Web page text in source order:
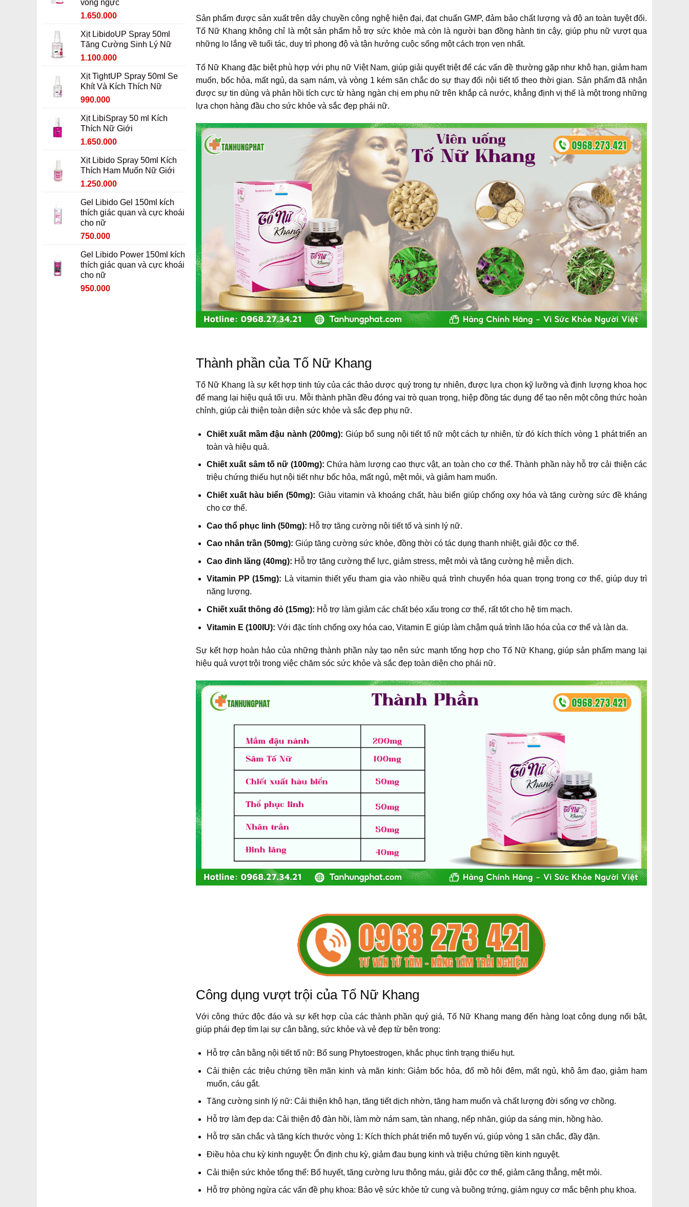
1.250.000 ₫.
vòng ngực
Giá
là:
1.850.000 ₫.
1.650.000
tại
là:
Xịt LibidoUP Spray 50ml
Tăng Cường Sinh Lý Nữ
Giá
là:
1.300.000 ₫.
1.100.000
tại
là:
Xịt TightUP Spray 50ml Se
Khít Và Kích Thích Nữ
Giá
là:
1.190.000 ₫.
990.000
tại
là:
990.000 ₫.
Xịt LibiSpray 50 ml Kích
Thích Nữ Giới
Giá
là:
1.850.000 ₫.
1.650.000
tại
là:
Xịt Libido Spray 50ml Kích
Thích Ham Muốn Nữ Giới
Giá
là:
1.450.000 ₫.
1.250.000
tại
là:
Gel Libido Gel 150ml kích
thích giác quan và cực khoái
cho nữ
Giá
là:
950.000 ₫.
750.000
tại
là:
Gel Libido Power 150ml kích
thích giác quan và cực khoái
cho nữ
Giá
950.000
Sản phẩm được sản xuất trên dây chuyền công nghệ hiện đại, đạt chuẩn GMP, đảm bảo chất lượng và độ an toàn tuyệt đối.
Tố Nữ Khang không chỉ là một sản phẩm hỗ trợ sức khỏe mà còn là người bạn đồng hành tin cậy, giúp phụ nữ vượt qua
những lo lắng về tuổi tác, duy trì phong độ và tận hưởng cuộc sống một cách trọn vẹn nhất.
Tố Nữ Khang đặc biệt phù hợp với phụ nữ Việt Nam, giúp giải quyết triệt để các vấn đề thường gặp như khô hạn, giảm ham
muốn, bốc hỏa, mất ngủ, da sạm nám, và vòng 1 kém săn chắc do sự thay đổi nội tiết tố theo thời gian. Sản phẩm đã nhận
được sự tin dùng và phản hồi tích cực từ hàng ngàn chị em phụ nữ trên khắp cả nước, khẳng định vị thế là một trong những
lựa chọn hàng đầu cho sức khỏe và sắc đẹp phái nữ.
Thành phần của Tố Nữ Khang
Tố Nữ Khang là sự kết hợp tinh túy của các thảo dược quý trong tự nhiên, được lựa chọn kỹ lưỡng và định lượng khoa học
để mang lại hiệu quả tối ưu. Mỗi thành phần đều đóng vai trò quan trọng, hiệp đồng tác dụng để tạo nên một công thức hoàn
chỉnh, giúp cải thiện toàn diện sức khỏe và sắc đẹp phụ nữ.
Chiết xuất mầm đậu nành (200mg): Giúp bổ sung nội tiết tố nữ một cách tự nhiên, từ đó kích thích vòng 1 phát triển an
toàn và hiệu quả.
Chiết xuất sâm tố nữ (100mg): Chứa hàm lượng cao thực vật, an toàn cho cơ thể. Thành phần này hỗ trợ cải thiện các
triệu chứng thiếu hụt nội tiết như bốc hỏa, mất ngủ, mệt mỏi, và giảm ham muốn.
Chiết xuất hàu biển (50mg): Giàu vitamin và khoáng chất, hàu biển giúp chống oxy hóa và tăng cường sức đề kháng
cho cơ thể.
Cao thổ phục linh (50mg): Hỗ trợ tăng cường nội tiết tố và sinh lý nữ.
Cao nhân trần (50mg): Giúp tăng cường sức khỏe, đồng thời có tác dụng thanh nhiệt, giải độc cơ thể.
Cao đinh lăng (40mg): Hỗ trợ tăng cường thể lực, giảm stress, mệt mỏi và tăng cường hệ miễn dịch.
Vitamin PP (15mg): Là vitamin thiết yếu tham gia vào nhiều quá trình chuyển hóa quan trọng trong cơ thể, giúp duy trì
năng lượng.
Chiết xuất thông đỏ (15mg): Hỗ trợ làm giảm các chất béo xấu trong cơ thể, rất tốt cho hệ tim mạch.
Vitamin E (100IU): Với đặc tính chống oxy hóa cao, Vitamin E giúp làm chậm quá trình lão hóa của cơ thể và làn da.
Sự kết hợp hoàn hảo của những thành phần này tạo nên sức mạnh tổng hợp cho Tố Nữ Khang, giúp sản phẩm mang lại
hiệu quả vượt trội trong việc chăm sóc sức khỏe và sắc đẹp toàn diện cho phái nữ.
Công dụng vượt trội của Tố Nữ Khang
Với công thức độc đáo và sự kết hợp của các thành phần quý giá, Tố Nữ Khang mang đến hàng loạt công dụng nổi bật,
giúp phái đẹp tìm lại sự cân bằng, sức khỏe và vẻ đẹp từ bên trong:
Hỗ trợ cân bằng nội tiết tố nữ: Bổ sung Phytoestrogen, khắc phục tình trạng thiếu hụt.
Cải thiện các triệu chứng tiền mãn kinh và mãn kinh: Giảm bốc hỏa, đổ mồ hôi đêm, mất ngủ, khô âm đạo, giảm ham
muốn, cáu gắt.
Tăng cường sinh lý nữ: Cải thiện khô hạn, tăng tiết dịch nhờn, tăng ham muốn và chất lượng đời sống vợ chồng.
Hỗ trợ làm đẹp da: Cải thiện độ đàn hồi, làm mờ nám sạm, tàn nhang, nếp nhăn, giúp da sáng mịn, hồng hào.
Hỗ trợ săn chắc và tăng kích thước vòng 1: Kích thích phát triển mô tuyến vú, giúp vòng 1 săn chắc, đầy đặn.
Điều hòa chu kỳ kinh nguyệt: Ổn định chu kỳ, giảm đau bụng kinh và triệu chứng tiền kinh nguyệt.
Cải thiện sức khỏe tổng thể: Bổ huyết, tăng cường lưu thông máu, giải độc cơ thể, giảm căng thẳng, mệt mỏi.
Hỗ trợ phòng ngừa các vấn đề phụ khoa: Bảo vệ sức khỏe tử cung và buồng trứng, giảm nguy cơ mắc bệnh phụ khoa.